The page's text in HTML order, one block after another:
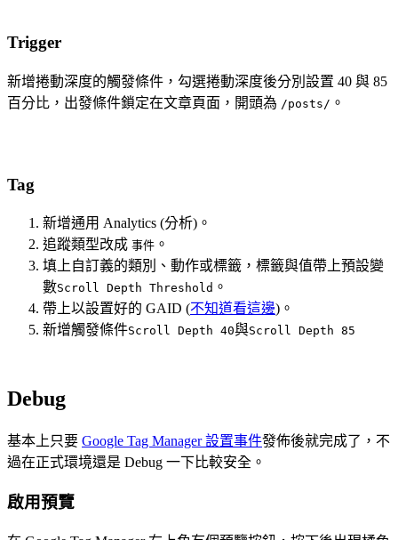
Trigger
新增捲動深度的觸發條件，勾選捲動深度後分別設置 40 與 85
百分比，出發條件鎖定在文章頁面，開頭為 /posts/ 。
Tag
新增通用 Analytics (分析)。
追蹤類型改成 事件 。
填上自訂義的類別、動作或標籤，標籤與值帶上預設變
數Scroll Depth Threshold 。
帶上以設置好的 GAID (不知道看這邊)。
新增觸發條件Scroll Depth 40與Scroll Depth 85
Debug
基本上只要 Google Tag Manager 設置事件發佈後就完成了，不
過在正式環境還是 Debug 一下比較安全。
啟用預覽